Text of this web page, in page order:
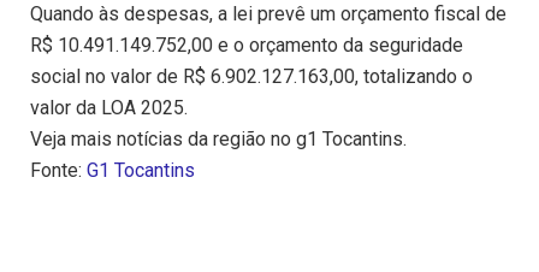
Quando às despesas, a lei prevê um orçamento fiscal de
R$ 10.491.149.752,00 e o orçamento da seguridade
social no valor de R$ 6.902.127.163,00, totalizando o
valor da LOA 2025.
Veja mais notícias da região no g1 Tocantins.
Fonte: G1 Tocantins